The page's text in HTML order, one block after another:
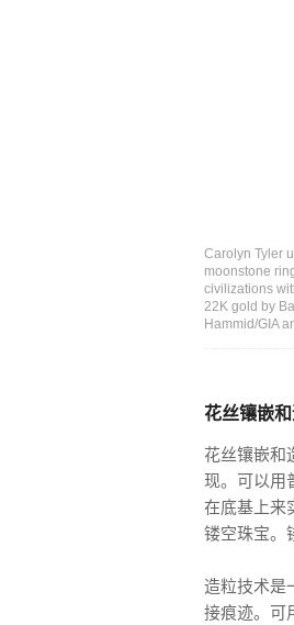
Carolyn Tyler
moonstone
civilizations
22K gold by
Hammid/GIA
花丝镶嵌
花丝镶嵌和
现。可以用
在底基上来
镂空珠宝。
造粒技术是
接痕迹。可